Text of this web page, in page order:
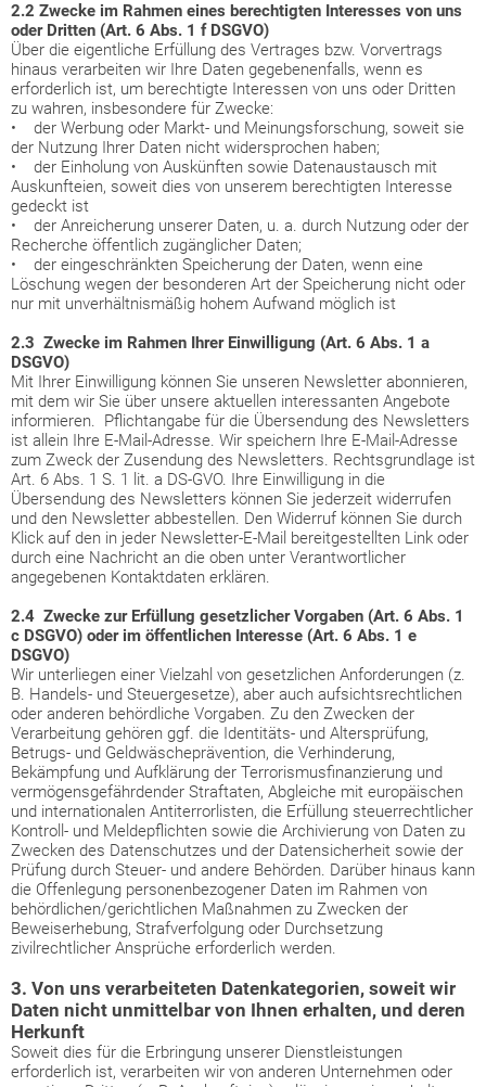
2.2 Zwecke im Rahmen eines berechtigten Interesses von uns
oder Dritten (Art. 6 Abs. 1 f DSGVO)
Über die eigentliche Erfüllung des Vertrages bzw. Vorvertrags
hinaus verarbeiten wir Ihre Daten gegebenenfalls, wenn es
erforderlich ist, um berechtigte Interessen von uns oder Dritten
zu wahren, insbesondere für Zwecke:
• der Werbung oder Markt- und Meinungsforschung, soweit sie
der Nutzung Ihrer Daten nicht widersprochen haben;
• der Einholung von Auskünften sowie Datenaustausch mit
Auskunfteien, soweit dies von unserem berechtigten Interesse
gedeckt ist
• der Anreicherung unserer Daten, u. a. durch Nutzung oder der
Recherche öffentlich zugänglicher Daten;
• der eingeschränkten Speicherung der Daten, wenn eine
Löschung wegen der besonderen Art der Speicherung nicht oder
nur mit unverhältnismäßig hohem Aufwand möglich ist
2.3 Zwecke im Rahmen Ihrer Einwilligung (Art. 6 Abs. 1 a
DSGVO)
Mit Ihrer Einwilligung können Sie unseren Newsletter abonnieren,
mit dem wir Sie über unsere aktuellen interessanten Angebote
informieren. Pflichtangabe für die Übersendung des Newsletters
ist allein Ihre E-Mail-Adresse. Wir speichern Ihre E-Mail-Adresse
zum Zweck der Zusendung des Newsletters. Rechtsgrundlage ist
Art. 6 Abs. 1 S. 1 lit. a DS-GVO. Ihre Einwilligung in die
Übersendung des Newsletters können Sie jederzeit widerrufen
und den Newsletter abbestellen. Den Widerruf können Sie durch
Klick auf den in jeder Newsletter-E-Mail bereitgestellten Link oder
durch eine Nachricht an die oben unter Verantwortlicher
angegebenen Kontaktdaten erklären.
2.4 Zwecke zur Erfüllung gesetzlicher Vorgaben (Art. 6 Abs. 1
c DSGVO) oder im öffentlichen Interesse (Art. 6 Abs. 1 e
DSGVO)
Wir unterliegen einer Vielzahl von gesetzlichen Anforderungen (z.
B. Handels- und Steuergesetze), aber auch aufsichtsrechtlichen
oder anderen behördliche Vorgaben. Zu den Zwecken der
Verarbeitung gehören ggf. die Identitäts- und Altersprüfung,
Betrugs- und Geldwäscheprävention, die Verhinderung,
Bekämpfung und Aufklärung der Terrorismusfinanzierung und
vermögensgefährdender Straftaten, Abgleiche mit europäischen
und internationalen Antiterrorlisten, die Erfüllung steuerrechtlicher
Kontroll- und Meldepflichten sowie die Archivierung von Daten zu
Zwecken des Datenschutzes und der Datensicherheit sowie der
Prüfung durch Steuer- und andere Behörden. Darüber hinaus kann
die Offenlegung personenbezogener Daten im Rahmen von
behördlichen/gerichtlichen Maßnahmen zu Zwecken der
Beweiserhebung, Strafverfolgung oder Durchsetzung
zivilrechtlicher Ansprüche erforderlich werden.
3. Von uns verarbeiteten Datenkategorien, soweit wir
Daten nicht unmittelbar von Ihnen erhalten, und deren
Herkunft
Soweit dies für die Erbringung unserer Dienstleistungen
erforderlich ist, verarbeiten wir von anderen Unternehmen oder